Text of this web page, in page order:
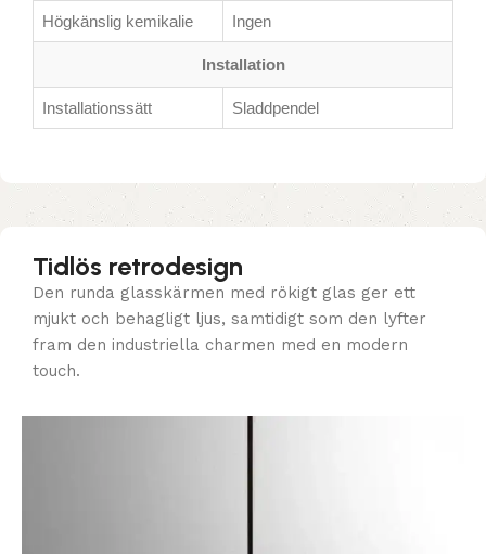
Högkänslig kemikalie Ingen
Installation
Installationssätt Sladdpendel
Tidlös retrodesign
Den runda glasskärmen med rökigt glas ger ett
mjukt och behagligt ljus, samtidigt som den lyfter
fram den industriella charmen med en modern
touch.